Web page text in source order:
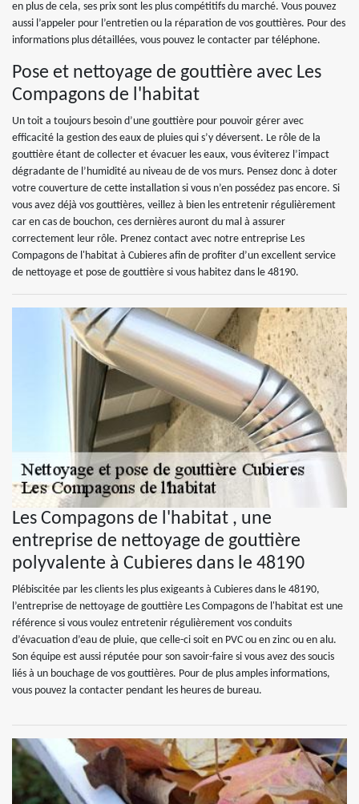
en plus de cela, ses prix sont les plus compétitifs du marché. Vous pouvez
aussi l’appeler pour l’entretien ou la réparation de vos gouttières. Pour des
informations plus détaillées, vous pouvez le contacter par téléphone.
Pose et nettoyage de gouttière avec Les
Compagons de l'habitat
Un toit a toujours besoin d’une gouttière pour pouvoir gérer avec
efficacité la gestion des eaux de pluies qui s’y déversent. Le rôle de la
gouttière étant de collecter et évacuer les eaux, vous éviterez l’impact
dégradante de l’humidité au niveau de de vos murs. Pensez donc à doter
votre couverture de cette installation si vous n’en possédez pas encore. Si
vous avez déjà vos gouttières, veillez à bien les entretenir régulièrement
car en cas de bouchon, ces dernières auront du mal à assurer
correctement leur rôle. Prenez contact avec notre entreprise Les
Compagons de l'habitat à Cubieres afin de profiter d’un excellent service
de nettoyage et pose de gouttière si vous habitez dans le 48190.
Les Compagons de l'habitat , une
entreprise de nettoyage de gouttière
polyvalente à Cubieres dans le 48190
Plébiscitée par les clients les plus exigeants à Cubieres dans le 48190,
l’entreprise de nettoyage de gouttière Les Compagons de l'habitat est une
référence si vous voulez entretenir régulièrement vos conduits
d’évacuation d’eau de pluie, que celle-ci soit en PVC ou en zinc ou en alu.
Son équipe est aussi réputée pour son savoir-faire si vous avez des soucis
liés à un bouchage de vos gouttières. Pour de plus amples informations,
vous pouvez la contacter pendant les heures de bureau.